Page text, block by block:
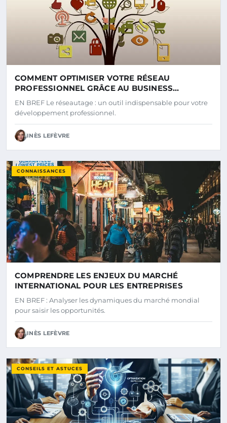
COMMENT OPTIMISER VOTRE RÉSEAU
PROFESSIONNEL GRÂCE AU BUSINESS
NETWORKING
EN BREF Le réseautage : un outil indispensable pour votre
développement professionnel.
INÈS LEFÈVRE
CONNAISSANCES
COMPRENDRE LES ENJEUX DU MARCHÉ
INTERNATIONAL POUR LES ENTREPRISES
EN BREF : Analyser les dynamiques du marché mondial
pour saisir les opportunités.
INÈS LEFÈVRE
CONSEILS ET ASTUCES